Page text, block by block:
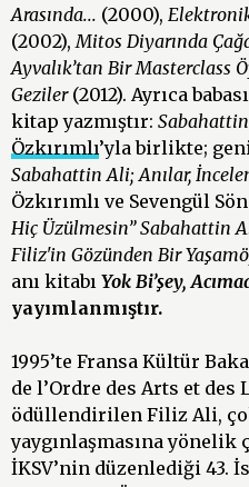
Arasında... (2000),
(2002),Mitos Diyarında
Ayvalık’tan Bir Masterclass
Geziler(2012). Ayrıca
kitap yazmıştır:
Özkırımlı’yla birlikte;
Sabahattin Ali; Anılar,
Özkırımlı ve Sevengül
Hiç Üzülmesin” Sabahattin
Filiz'in Gözünden Bir
anı kitabı Yok Bi’şey,
yayımlanmıştır.
1995’te Fransa Kültür
de l’Ordre des Arts et des
ödüllendirilen Filiz Ali,
yaygınlaşmasına yönelik
İKSV’nin düzenlediği 43.